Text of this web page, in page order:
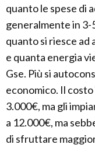
quanto le spese di
generalmente in 3-
quanto si riesce
e quanta energia
Gse. Più si
economico. Il
3.000€, ma gli
a 12.000€, ma
di sfruttare